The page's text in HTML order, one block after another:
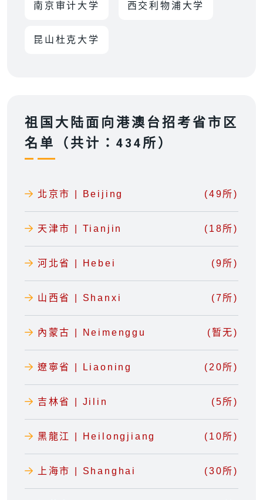
南京审计大学 西交利物浦大学
昆山杜克大学
祖国大陆面向港澳台招考省市区
名单（共计：434所）
北京市 | Beijing (49所)
天津市 | Tianjin (18所)
河北省 | Hebei (9所)
山西省 | Shanxi (7所)
內蒙古 | Neimenggu (暂无)
遼寧省 | Liaoning (20所)
吉林省 | Jilin (5所)
黑龍江 | Heilongjiang (10所)
上海市 | Shanghai (30所)